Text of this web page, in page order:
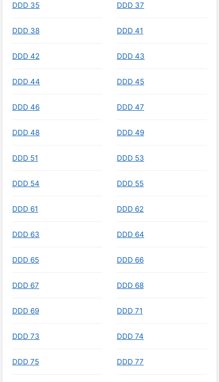
DDD 35 DDD 37
DDD 38 DDD 41
DDD 42 DDD 43
DDD 44 DDD 45
DDD 46 DDD 47
DDD 48 DDD 49
DDD 51 DDD 53
DDD 54 DDD 55
DDD 61 DDD 62
DDD 63 DDD 64
DDD 65 DDD 66
DDD 67 DDD 68
DDD 69 DDD 71
DDD 73 DDD 74
DDD 75 DDD 77